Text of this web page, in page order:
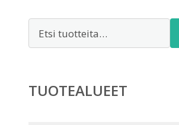
TUOTEALUEET